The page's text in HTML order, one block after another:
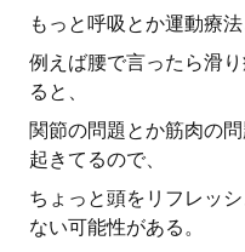
もっと呼吸とか運動療
例えば腰で言ったら滑
ると、
関節の問題とか筋肉の
起きてるので、
ちょっと頭をリフレッ
ない可能性がある。